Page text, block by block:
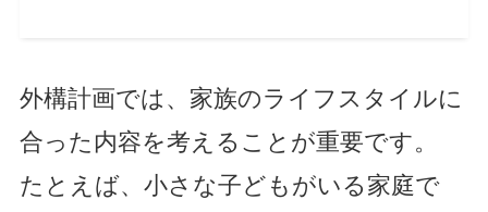
外構計画では、家族のライフスタイルに
合った内容を考えることが重要です。
たとえば、小さな子どもがいる家庭で